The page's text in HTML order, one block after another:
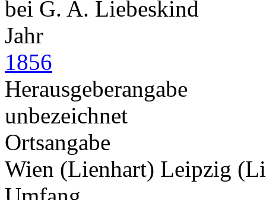
bei G. A. Liebeskind
Jahr
1856
Herausgeberangabe
unbezeichnet
Ortsangabe
Wien (Lienhart) Leipzig